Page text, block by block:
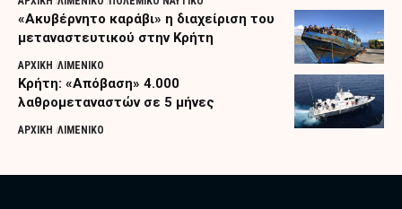
«Ακυβέρνητο καράβι» η διαχείριση του
μεταναστευτικού στην Κρήτη
ΑΡΧΙΚΗ ΛΙΜΕΝΙΚΟ
Κρήτη: «Απόβαση» 4.000
λαθρομεταναστών σε 5 μήνες
ΑΡΧΙΚΗ ΛΙΜΕΝΙΚΟ